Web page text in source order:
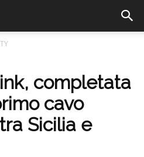
completata
cavo
Sicilia e